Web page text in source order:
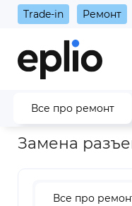
Trade-in Ремонт
Все про ремонт
Главная Замена
Замена
Все про